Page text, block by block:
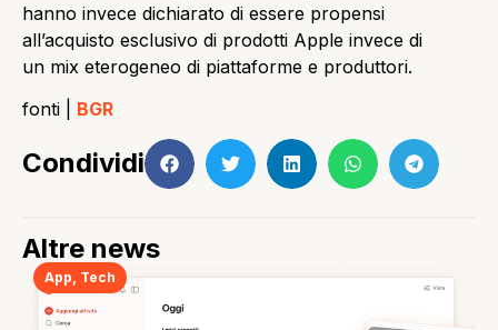
hanno invece dichiarato di essere propensi
all’acquisto esclusivo di prodotti Apple invece di
un mix eterogeneo di piattaforme e produttori.
fonti | BGR
Condividi
Altre news
App Tech